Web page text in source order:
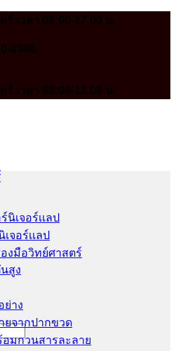
ร์ เวลา 08:00-17.00 น.
0366
ร์ เวลา 08:00-17.00 น.
นิเจอร์เเลป
จอร์เเลป
งมือวิทย์ศาสตร์
สูง
ย่าง
ยจากปากขวด
มกวนสารละลาย